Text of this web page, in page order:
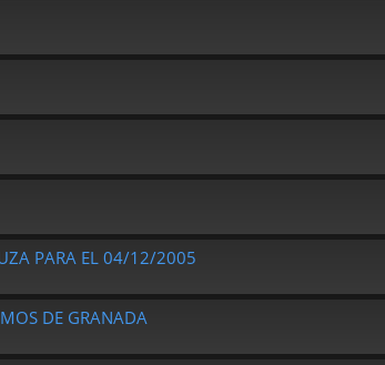
PARA EL 04/12/2005
DE GRANADA